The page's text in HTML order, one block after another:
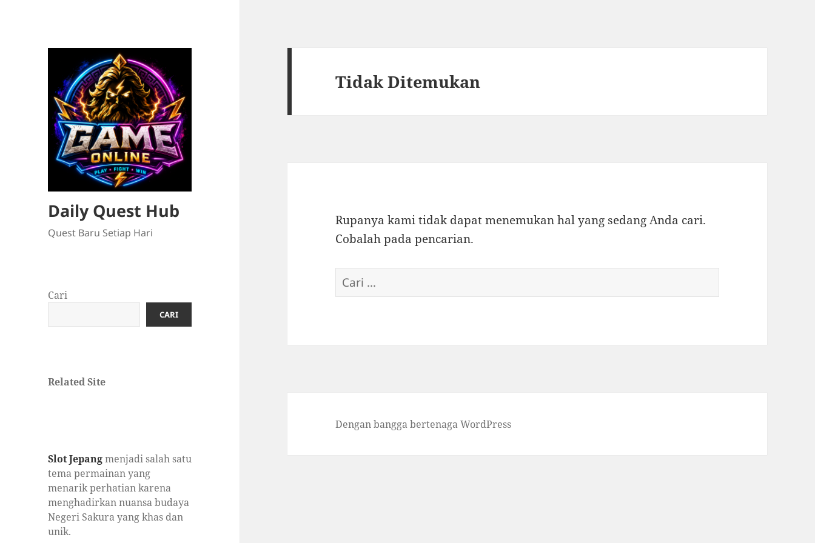
Daily Quest Hub
Quest Baru Setiap Hari
Cari
CARI
Related Site
Slot Jepangmenjadi salah satu
tema permainan yang
menarik perhatian karena
menghadirkan nuansa budaya
Negeri Sakura yang khas dan
unik.
Tidak Ditemukan
Rupanya kami tidak dapat menemukan hal yang sedang Anda cari.
Cobalah pada pencarian.
Cari
untuk:
Dengan bangga bertenaga WordPress